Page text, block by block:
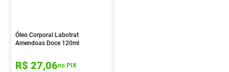
Óleo Corporal Labotrat
Amendoas Doce 120ml
R$ 27,06no PIX